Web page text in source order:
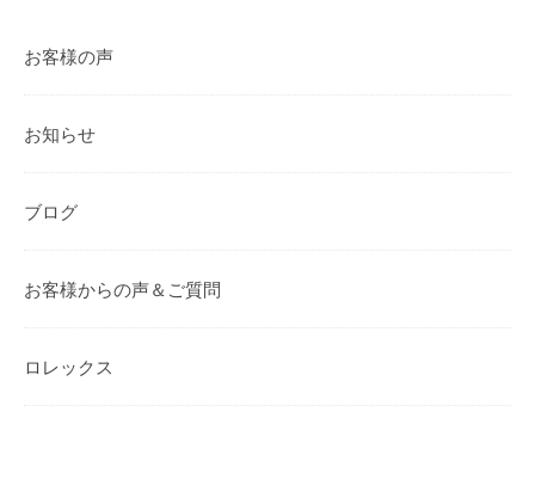
お客様の声
お知らせ
ブログ
お客様からの声＆ご質問
ロレックス